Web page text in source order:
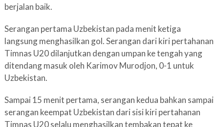
berjalan baik.
Serangan pertama Uzbekistan pada menit ketiga
langsung menghasilkan gol. Serangan dari kiri pertahanan
Timnas U20 dilanjutkan dengan umpan ke tengah yang
ditendang masuk oleh Karimov Murodjon, 0-1 untuk
Uzbekistan.
Sampai 15 menit pertama, serangan kedua bahkan sampai
serangan keempat Uzbekistan dari sisi kiri pertahanan
Timnas U20 selalu menghasilkan tembakan tepat ke